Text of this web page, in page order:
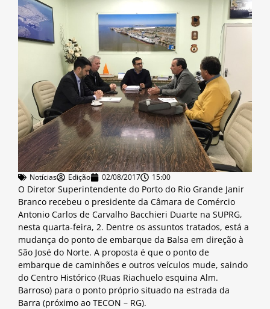
Notícias Edição 02/08/2017 15:00
O Diretor Superintendente do Porto do Rio Grande Janir
Branco recebeu o presidente da Câmara de Comércio
Antonio Carlos de Carvalho Bacchieri Duarte na SUPRG,
nesta quarta-feira, 2. Dentre os assuntos tratados, está a
mudança do ponto de embarque da Balsa em direção à
São José do Norte. A proposta é que o ponto de
embarque de caminhões e outros veículos mude, saindo
do Centro Histórico (Ruas Riachuelo esquina Alm.
Barroso) para o ponto próprio situado na estrada da
Barra (próximo ao TECON – RG).